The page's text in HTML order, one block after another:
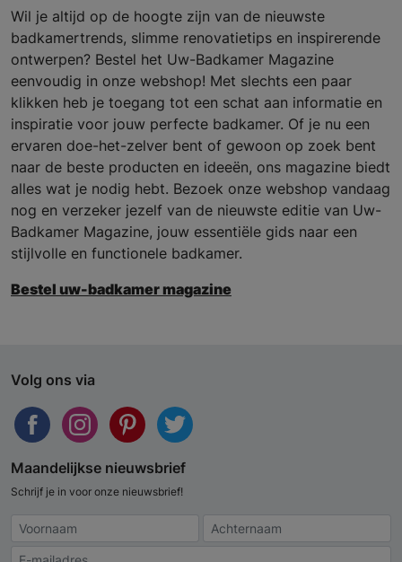
Wil je altijd op de hoogte zijn van de nieuwste
badkamertrends, slimme renovatietips en inspirerende
ontwerpen? Bestel het Uw-Badkamer Magazine
eenvoudig in onze webshop! Met slechts een paar
klikken heb je toegang tot een schat aan informatie en
inspiratie voor jouw perfecte badkamer. Of je nu een
ervaren doe-het-zelver bent of gewoon op zoek bent
naar de beste producten en ideeën, ons magazine biedt
alles wat je nodig hebt. Bezoek onze webshop vandaag
nog en verzeker jezelf van de nieuwste editie van Uw-
Badkamer Magazine, jouw essentiële gids naar een
stijlvolle en functionele badkamer.
Bestel uw-badkamer magazine
Volg ons via
Maandelijkse nieuwsbrief
Schrijf je in voor onze nieuwsbrief!